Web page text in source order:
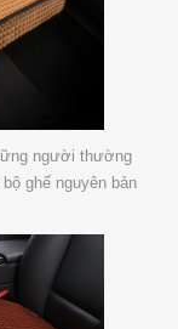
người thường
ghế nguyên bản